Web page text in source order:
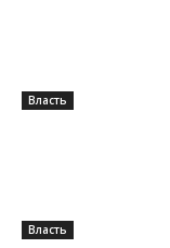
Власть
Власть